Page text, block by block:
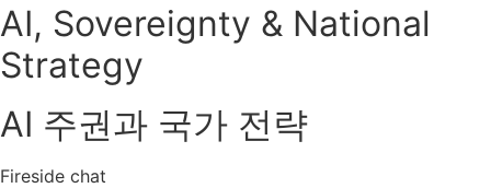
AI, Sovereignty & National
Strategy
AI 주권과 국가 전략
Fireside chat